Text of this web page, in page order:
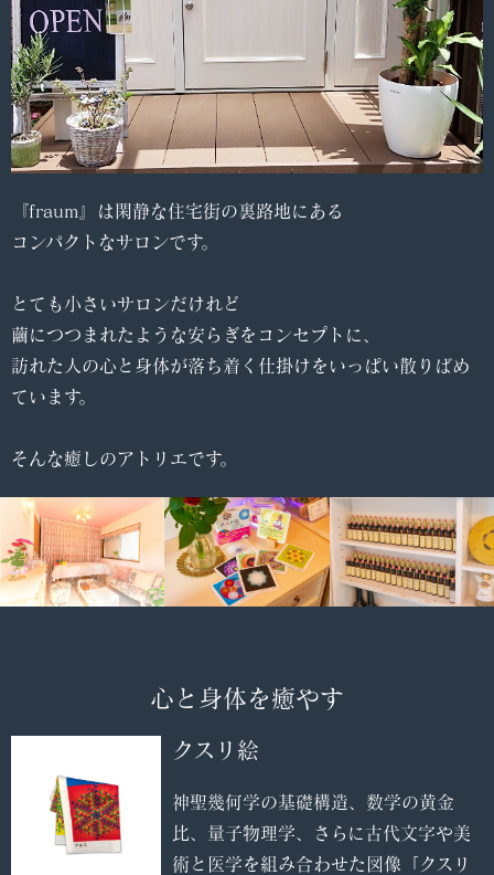
『fraum』は閑静な住宅街の裏路地にある
コンパクトなサロンです。
とても小さいサロンだけれど
繭につつまれたような安らぎをコンセプトに、
訪れた人の心と身体が落ち着く仕掛けをいっぱい散りばめ
ています。
そんな癒しのアトリエです。
心と身体を癒やす
クスリ絵
神聖幾何学の基礎構造、数学の黄金
比、量子物理学、さらに古代文字や美
術と医学を組み合わせた図像「クスリ